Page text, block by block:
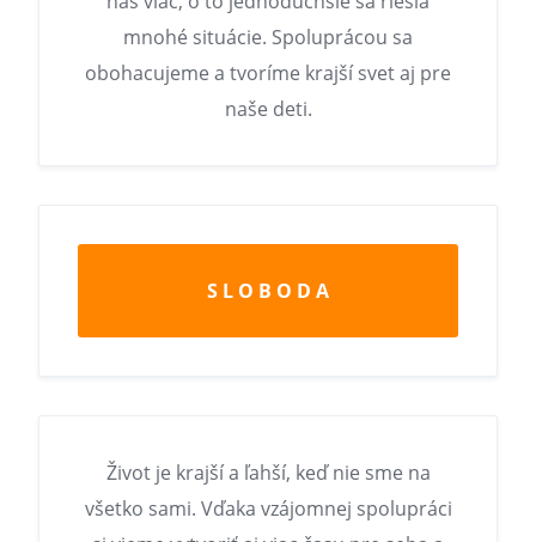
mnohé situácie. Spoluprácou sa
obohacujeme a tvoríme krajší svet aj pre
naše deti.
S L O B O D A
Život je krajší a ľahší, keď nie sme na
všetko sami. Vďaka vzájomnej spolupráci